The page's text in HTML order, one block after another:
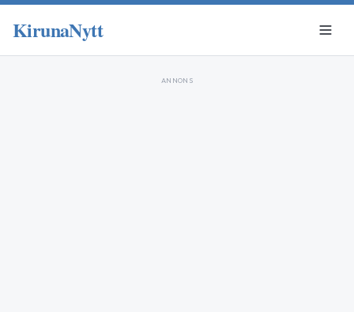
KirunaNytt
ANNONS